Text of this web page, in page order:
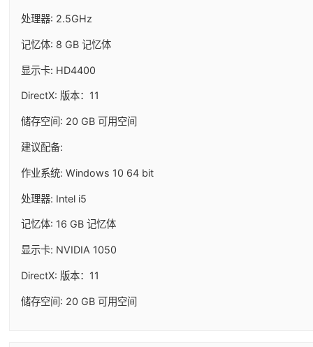
处理器: 2.5GHz
记忆体: 8 GB 记忆体
显示卡: HD4400
DirectX: 版本：11
储存空间: 20 GB 可用空间
建议配备:
作业系统: Windows 10 64 bit
处理器: Intel i5
记忆体: 16 GB 记忆体
显示卡: NVIDIA 1050
DirectX: 版本：11
储存空间: 20 GB 可用空间